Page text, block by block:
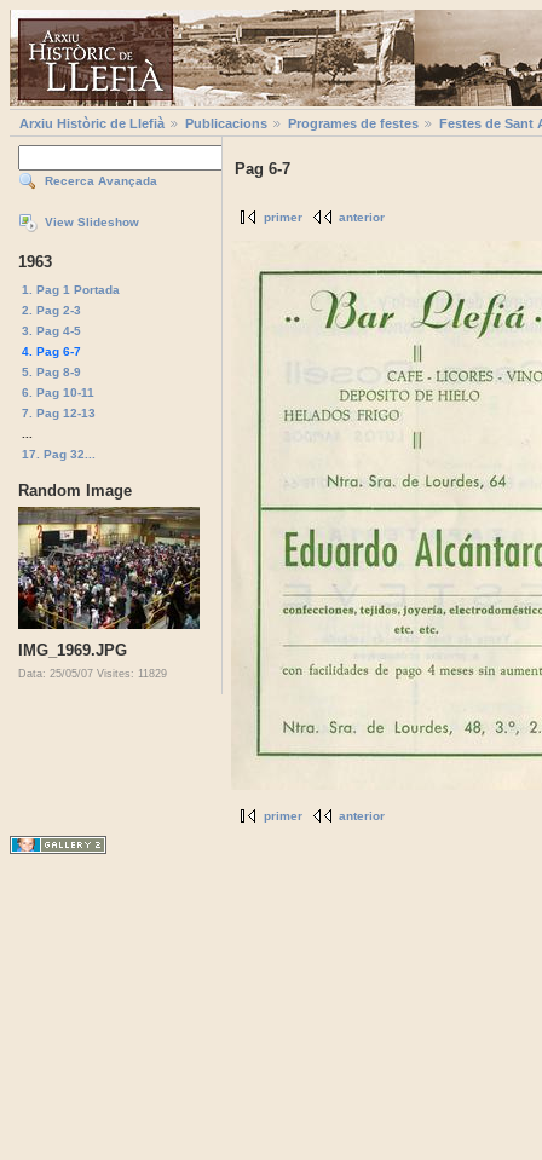
Arxiu Històric de Llefià Publicacions Programes de festes Festes de Sant
Recerca Avançada
View Slideshow
1963
1. Pag 1 Portada
2. Pag 2-3
3. Pag 4-5
4. Pag 6-7
5. Pag 8-9
6. Pag 10-11
7. Pag 12-13
17. Pag 32...
Random Image
IMG_1969.JPG
Data: 25/05/07 Visites: 11829
Pag 6-7
primer anterior
primer anterior